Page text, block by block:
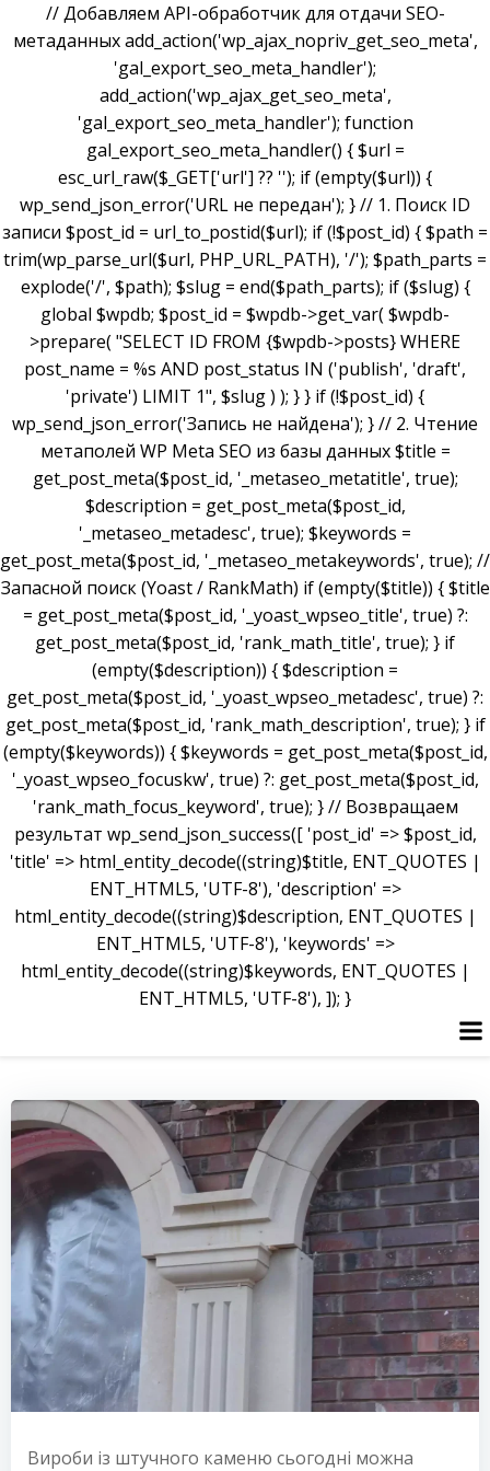
// Добавляем API-обработчик для отдачи SEO-
метаданных add_action('wp_ajax_nopriv_get_seo_meta',
'gal_export_seo_meta_handler');
add_action('wp_ajax_get_seo_meta',
'gal_export_seo_meta_handler'); function
gal_export_seo_meta_handler() { $url =
esc_url_raw($_GET['url'] ?? ''); if (empty($url)) {
wp_send_json_error('URL не передан'); } // 1. Поиск ID
записи $post_id = url_to_postid($url); if (!$post_id) { $path =
trim(wp_parse_url($url, PHP_URL_PATH), '/'); $path_parts =
explode('/', $path); $slug = end($path_parts); if ($slug) {
global $wpdb; $post_id = $wpdb->get_var( $wpdb-
>prepare( "SELECT ID FROM {$wpdb->posts} WHERE
post_name = %s AND post_status IN ('publish', 'draft',
'private') LIMIT 1", $slug ) ); } } if (!$post_id) {
wp_send_json_error('Запись не найдена'); } // 2. Чтение
метаполей WP Meta SEO из базы данных $title =
get_post_meta($post_id, '_metaseo_metatitle', true);
$description = get_post_meta($post_id,
'_metaseo_metadesc', true); $keywords =
get_post_meta($post_id, '_metaseo_metakeywords', true); //
Запасной поиск (Yoast / RankMath) if (empty($title)) { $title
= get_post_meta($post_id, '_yoast_wpseo_title', true) ?:
get_post_meta($post_id, 'rank_math_title', true); } if
(empty($description)) { $description =
get_post_meta($post_id, '_yoast_wpseo_metadesc', true) ?:
get_post_meta($post_id, 'rank_math_description', true); } if
(empty($keywords)) { $keywords = get_post_meta($post_id,
'_yoast_wpseo_focuskw', true) ?: get_post_meta($post_id,
'rank_math_focus_keyword', true); } // Возвращаем
результат wp_send_json_success([ 'post_id' => $post_id,
'title' => html_entity_decode((string)$title, ENT_QUOTES |
ENT_HTML5, 'UTF-8'), 'description' =>
html_entity_decode((string)$description, ENT_QUOTES |
ENT_HTML5, 'UTF-8'), 'keywords' =>
html_entity_decode((string)$keywords, ENT_QUOTES |
ENT_HTML5, 'UTF-8'), ]); }
Вироби із штучного каменю сьогодні можна